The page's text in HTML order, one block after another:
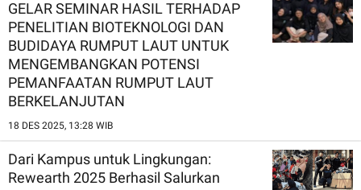
GELAR SEMINAR HASIL TERHADAP
PENELITIAN BIOTEKNOLOGI DAN
BUDIDAYA RUMPUT LAUT UNTUK
MENGEMBANGKAN POTENSI
PEMANFAATAN RUMPUT LAUT
BERKELANJUTAN
18 DES 2025, 13:28 WIB
Dari Kampus untuk Lingkungan:
Rewearth 2025 Berhasil Salurkan